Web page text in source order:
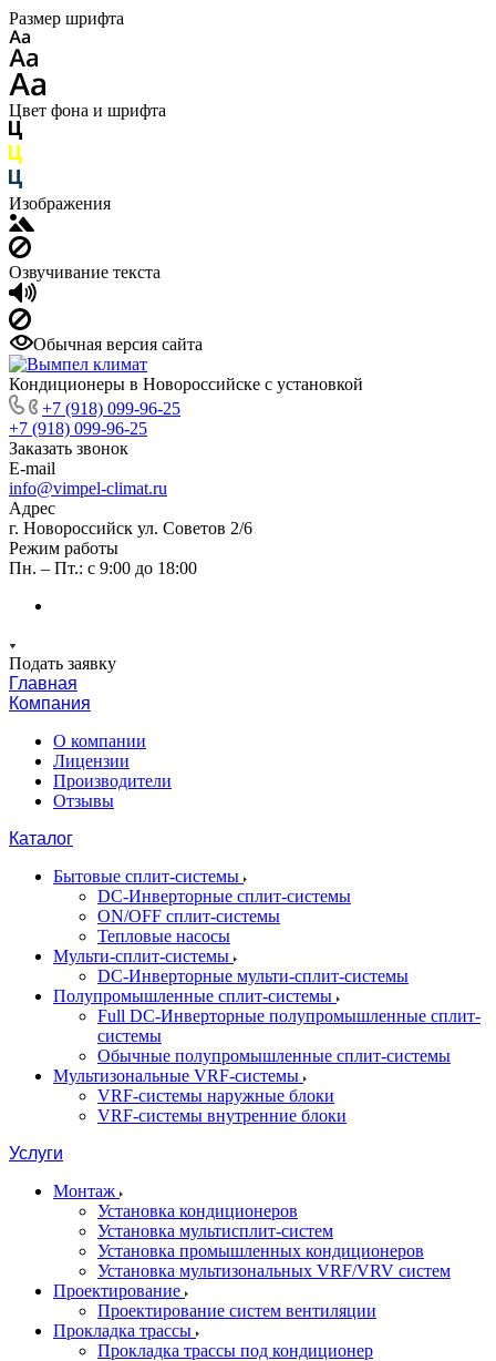
Размер шрифта
Цвет фона и шрифта
Изображения
Озвучивание текста
Обычная версия сайта
Кондиционеры в Новороссийске с установкой
+7 (918) 099-96-25
+7 (918) 099-96-25
Заказать звонок
E-mail
info@vimpel-climat.ru
Адрес
г. Новороссийск ул. Советов 2/6
Режим работы
Пн. – Пт.: с 9:00 до 18:00
Подать заявку
Главная
Компания
О компании
Лицензии
Производители
Отзывы
Каталог
Бытовые сплит-системы
DC-Инверторные сплит-системы
ON/OFF сплит-системы
Тепловые насосы
Мульти-сплит-системы
DC-Инверторные мульти-сплит-системы
Полупромышленные сплит-системы
Full DC-Инверторные полупромышленные сплит-
системы
Обычные полупромышленные сплит-системы
Мультизональные VRF-системы
VRF-системы наружные блоки
VRF-системы внутренние блоки
Услуги
Монтаж
Установка кондиционеров
Установка мультисплит-систем
Установка промышленных кондиционеров
Установка мультизональных VRF/VRV систем
Проектирование
Проектирование систем вентиляции
Прокладка трассы
Прокладка трассы под кондиционер